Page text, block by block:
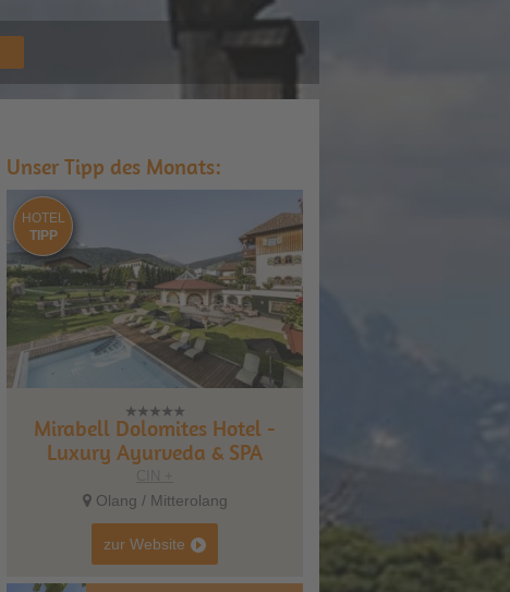
Unser Tipp des Monats:
HOTEL
TIPP
Mirabell Dolomites Hotel -
Luxury Ayurveda & SPA
Olang / Mitterolang
zur Website